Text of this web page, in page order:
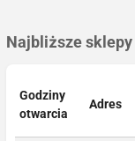
Najbliższe sklepy
Godziny
otwarcia
Adres